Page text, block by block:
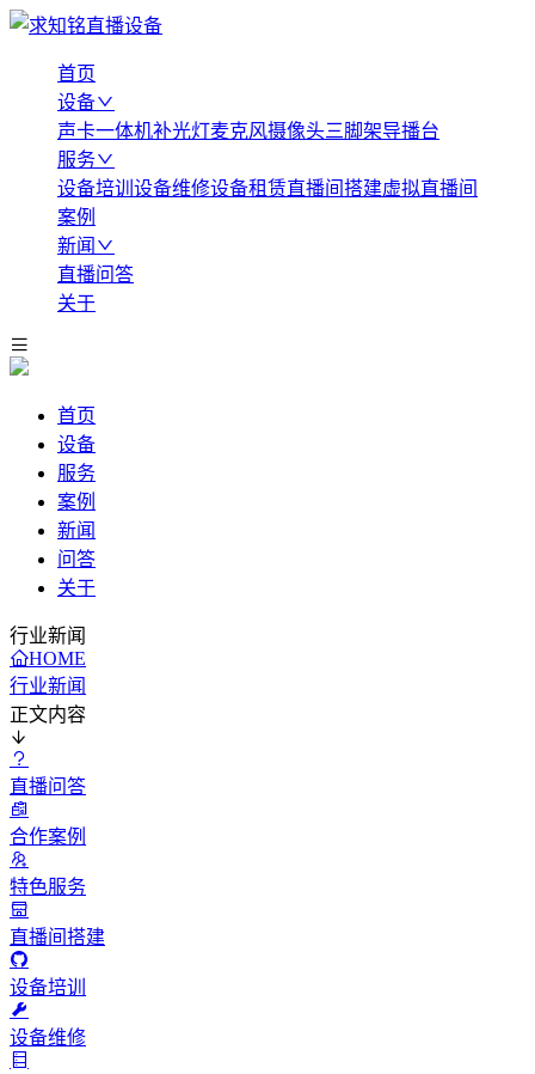
首页
设备
声卡一体机补光灯麦克风摄像头三脚架导播台
服务
设备培训 设备维修设备租赁直播间搭建虚拟直播间
案例
新闻
直播问答
关于
首页
设备
服务
案例
新闻
问答
关于
行业新闻
HOME
行业新闻
正文内容
直播问答
合作案例
特色服务
直播间搭建
设备培训
设备维修